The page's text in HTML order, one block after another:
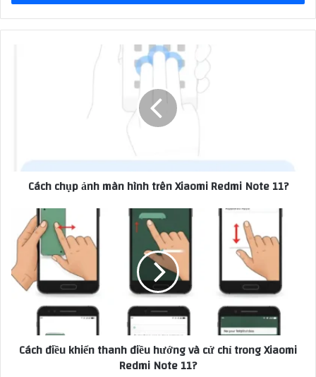
Cách chụp ảnh màn hình trên Xiaomi Redmi Note 11?
Cách điều khiển thanh điều hướng và cử chỉ trong Xiaomi
Redmi Note 11?